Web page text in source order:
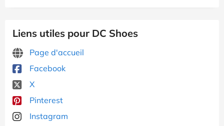
Liens utiles pour DC Shoes
Page d'accueil
Facebook
X
Pinterest
Instagram